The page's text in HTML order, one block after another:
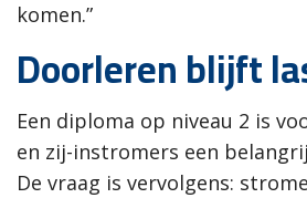
komen.”
Doorleren blijft
Een diploma op niveau 2 is
en zij-instromers een
De vraag is vervolgens: